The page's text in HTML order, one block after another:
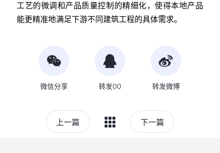
工艺的微调和产品质量控制的精细化，使得本地产品
能更精准地满足下游不同建筑工程的具体需求。
微信分享 转发QQ 转发微博
上一篇 下一篇